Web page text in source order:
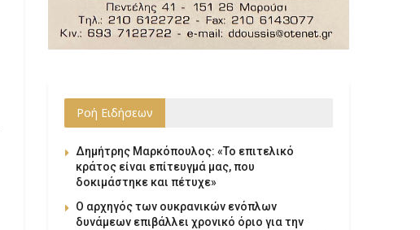
Ροή Ειδήσεων
Δημήτρης Μαρκόπουλος: «Το επιτελικό
κράτος είναι επίτευγμά μας, που
δοκιμάστηκε και πέτυχε»
Ο αρχηγός των ουκρανικών ενόπλων
δυνάμεων επιβάλλει χρονικό όριο για την